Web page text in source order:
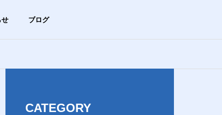
せ ブログ
沿革
CATEGORY